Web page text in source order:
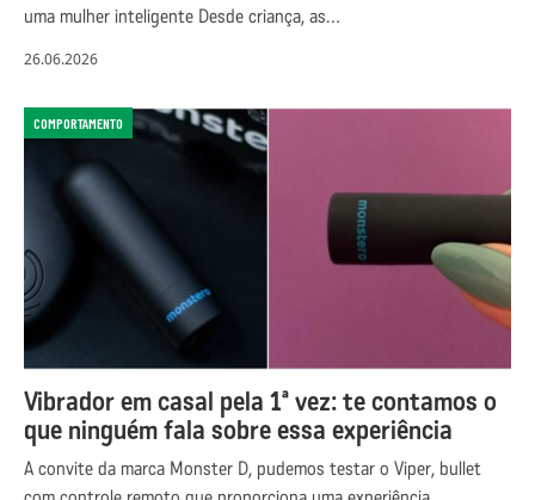
uma mulher inteligente Desde criança, as…
26.06.2026
COMPORTAMENTO
Vibrador em casal pela 1ª vez: te contamos o
que ninguém fala sobre essa experiência
A convite da marca Monster D, pudemos testar o Viper, bullet